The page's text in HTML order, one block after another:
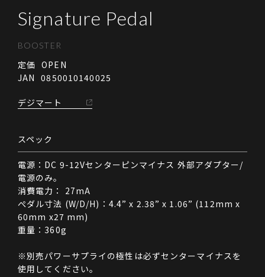
Signature Pedal
BOOSTER
定価
OPEN
JAN
0850010140025
デジマート
スペック
電源：DC 9-12Vセンターピンマイナス 外部アダプター/
電源のみ。
消費電力： 27mA
ぺダル寸法 (W/D/H)：4.4” x 2.38” x 1.06” (112mm x
60mm x27 mm)
重量：360g
※別売パワーサプライの極性は必ずセンターマイナスを
使用してください。